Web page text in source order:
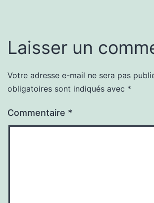
Laisser un
Votre adresse e-mail ne sera pas
obligatoires sont indiqués avec *
Commentaire *